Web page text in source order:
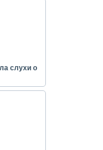
слухи о